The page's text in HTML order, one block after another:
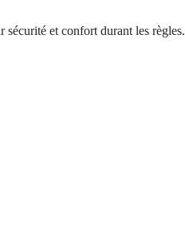
et confort durant les règles.